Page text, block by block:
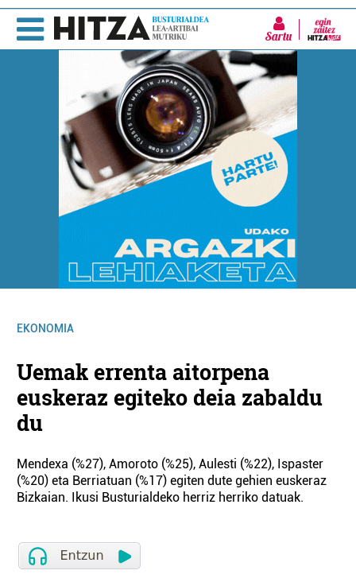
Sartu
EKONOMIA
Uemak errenta aitorpena
euskeraz egiteko deia zabaldu
du
Mendexa (%27), Amoroto (%25), Aulesti (%22), Ispaster
(%20) eta Berriatuan (%17) egiten dute gehien euskeraz
Bizkaian. Ikusi Busturialdeko herriz herriko datuak.